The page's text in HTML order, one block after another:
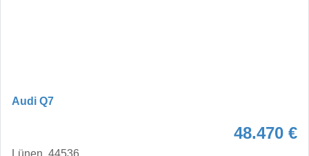
Audi Q7
48.470 €
Lünen, 44536